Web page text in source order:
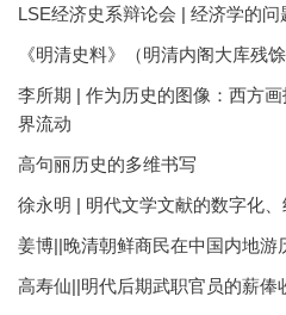
LSE经济史系辩论会 | 经济学的
《明清史料》（明清内阁大库残馀
李所期 | 作为历史的图像：西方
界流动
高句丽历史的多维书写
徐永明 | 明代文学文献的数字化
姜博||晚清朝鲜商民在中国内地游
高寿仙||明代后期武职官员的薪俸